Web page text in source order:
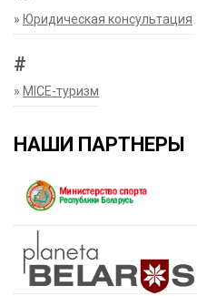
» Юридическая консультация
#
» MICE-туризм
НАШИ ПАРТНЕРЫ